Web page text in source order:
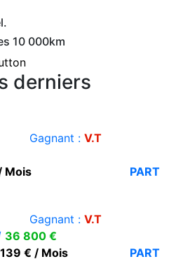
10 000km
derniers
Gagnant : V.T
Mois
PART
Gagnant : V.T
36 800 €
€ / Mois PART